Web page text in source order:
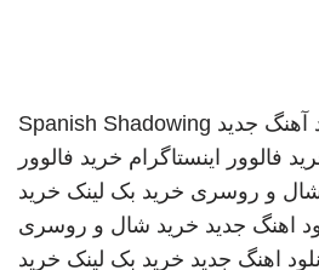
آهنگ جدید Spanish Shadowing
فالوور اینستاگرام خرید فالوور
و روسری خرید بک لینک خرید
اهنگ جدید خرید شال و روسری
اهنگ جدید خرید بک لینک خرید